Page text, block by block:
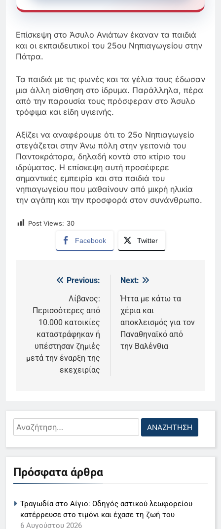
Επίσκεψη στο Άσυλο Ανιάτων έκαναν τα παιδιά
και οι εκπαιδευτικοί του 25ου Νηπιαγωγείου στην
Πάτρα.
Τα παιδιά με τις φωνές και τα γέλια τους έδωσαν
μια άλλη αίσθηση στο ίδρυμα. Παράλληλα, πέρα
από την παρουσία τους πρόσφεραν στο Άσυλο
τρόφιμα και είδη υγιεινής.
Αξίζει να αναφέρουμε ότι το 25ο Νηπιαγωγείο
στεγάζεται στην Άνω πόλη στην γειτονιά του
Παντοκράτορα, δηλαδή κοντά στο κτίριο του
ιδρύματος. Η επίσκεψη αυτή προσέφερε
σημαντικές εμπειρία και στα παιδιά του
νηπιαγωγείου που μαθαίνουν από μικρή ηλικία
την αγάπη και την προσφορά στον συνάνθρωπο.
Post Views: 30
Facebook Twitter
ΠλοήγησηPrevious:
Λίβανος:
Περισσότερες από
10.000 κατοικίες
καταστράφηκαν ή
υπέστησαν ζημιές
μετά την έναρξη της
εκεχειρίας
Next:
Ήττα με κάτω τα
χέρια και
αποκλεισμός για τον
Παναθηναϊκό από
την Βαλένθια
Αναζήτηση
για:
Πρόσφατα άρθρα
Τραγωδία στο Αίγιο: Οδηγός αστικού λεωφορείου
κατέρρευσε στο τιμόνι και έχασε τη ζωή του
6 Αυγούστου 2026
5
«τιμόνι» του κεντρικού δελτίου
ειδήσεων της ΕΡΤ
LIFESTYLE-MEDIA
6